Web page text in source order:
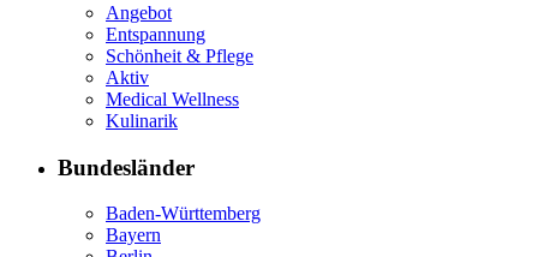
Angebot
Entspannung
Schönheit & Pflege
Aktiv
Medical Wellness
Kulinarik
Bundesländer
Baden-Württemberg
Bayern